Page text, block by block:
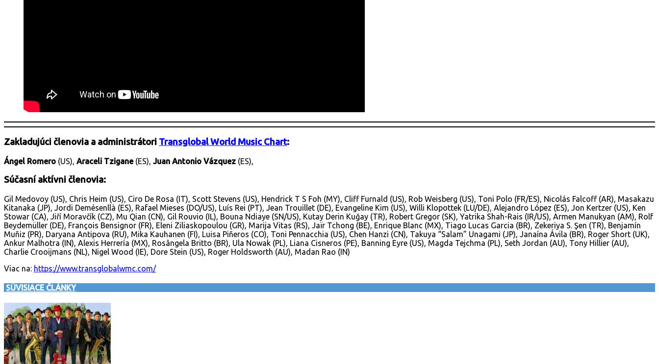
Zakladujúci členovia a administrátori Transglobal World Music Chart:
Ángel Romero (US), Araceli Tzigane(ES), Juan Antonio Vázquez (ES),
Súčasní aktívni členovia:
Gil Medovoy (US), Chris Heim (US), Ciro De Rosa (IT), Scott Stevens (US), Hendrick T S Foh (MY), Cliff Furnald (US), Rob Weisberg (US), Toni Polo (FR/ES), Nicolás Falcoff (AR), Masakazu
Kitanaka (JP), Jordi Demésenllà (ES), Rafael Mieses (DO/US), Luís Rei (PT), Jean Trouillet (DE), Evangeline Kim (US), Willi Klopottek (LU/DE), Alejandro López (ES), Jon Kertzer (US), Ken
Stowar (CA), Jiří Moravčík (CZ), Mu Qian (CN), Gil Rouvio (IL), Bouna Ndiaye (SN/US), Kutay Derin Kuğay (TR), Robert Gregor (SK), Yatrika Shah-Rais (IR/US), Armen Manukyan (AM), Rolf
Beydemüller (DE), François Bensignor (FR), Eleni Ziliaskopoulou (GR), Marija Vitas (RS), Jaïr Tchong (BE), Enrique Blanc (MX), Tiago Lucas Garcia (BR), Zekeriya S. Şen (TR), Benjamín
Muñiz (PR), Daryana Antipova (RU), Mika Kauhanen (FI), Luisa Piñeros (CO), Toni Pennacchia (US), Chen Hanzi (CN), Takuya “Salam” Unagami (JP), Janaína Ávila (BR), Roger Short (UK),
Ankur Malhotra (IN), Alexis Herrería (MX), Rosângela Britto (BR), Ula Nowak (PL), Liana Cisneros (PE), Banning Eyre (US), Magda Tejchma (PL), Seth Jordan (AU), Tony Hillier (AU),
Charlie Crooijmans (NL), Nigel Wood (IE), Dore Stein (US), Roger Holdsworth (AU), Madan Rao (IN)
Viac na: https://www.transglobalwmc.com/
SÚVISIACE ČLÁNKY